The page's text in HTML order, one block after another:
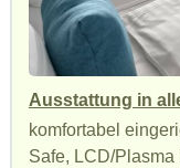
Ausstattung in
komfortabel
Safe, LCD/Plasma